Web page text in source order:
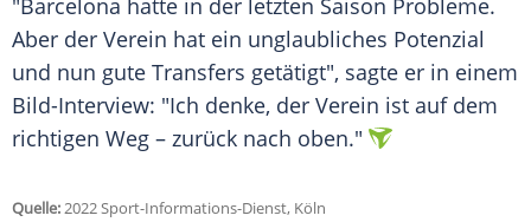
"Barcelona hatte in der letzten Saison Probleme.
Aber der Verein hat ein unglaubliches Potenzial
und nun gute Transfers getätigt", sagte er in einem
Bild-Interview: "Ich denke, der Verein ist auf dem
richtigen Weg – zurück nach oben."
Quelle:2022 Sport-Informations-Dienst, Köln